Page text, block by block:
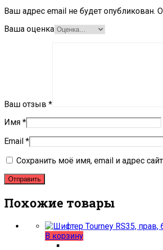
Ваш адрес email не будет опубликован.
Ваша оценка
Ваш отзыв *
Имя *
Email *
Сохранить моё имя, email и адрес
Похожие товары
В корзину